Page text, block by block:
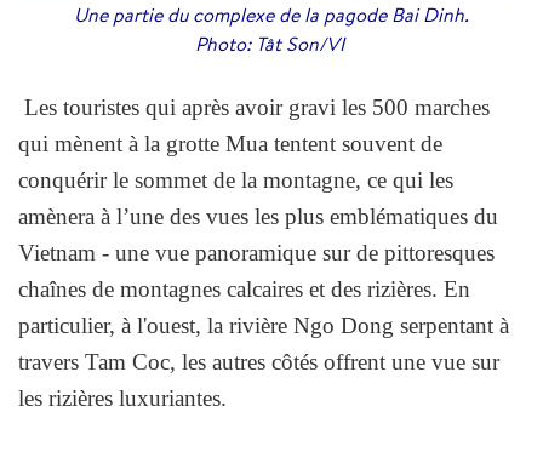
Une partie du complexe de la pagode Bai Dinh.
Photo: Tât Son/VI
Les touristes qui après avoir gravi les 500 marches
qui mènent à la grotte Mua tentent souvent de
conquérir le sommet de la montagne, ce qui les
amènera à l’une des vues les plus emblématiques du
Vietnam - une vue panoramique sur de pittoresques
chaînes de montagnes calcaires et des rizières. En
particulier, à l'ouest, la rivière Ngo Dong serpentant à
travers Tam Coc, les autres côtés offrent une vue sur
les rizières luxuriantes.